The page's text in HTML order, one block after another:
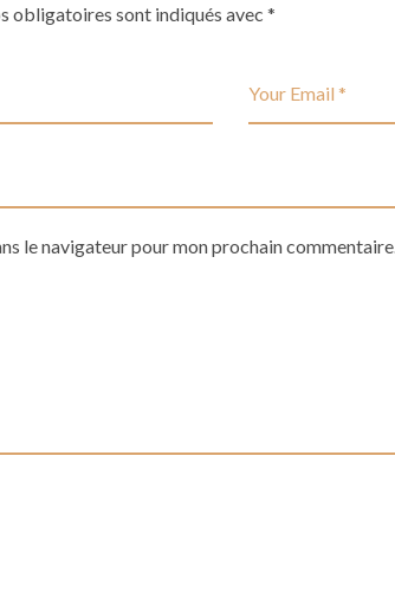
obligatoires sont indiqués avec *
le navigateur pour mon prochain commentaire.